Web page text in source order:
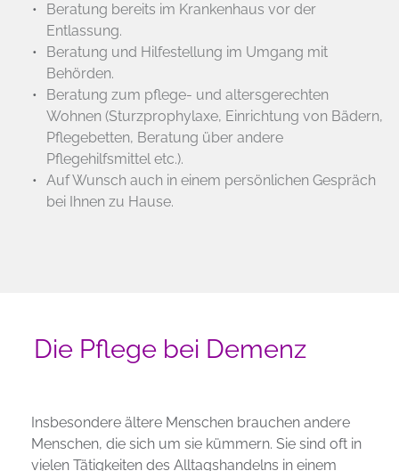
Beratung bereits im Krankenhaus vor der
Entlassung.
Beratung und Hilfestellung im Umgang mit
Behörden.
Beratung zum pflege- und altersgerechten
Wohnen (Sturzprophylaxe, Einrichtung von Bädern,
Pflegebetten, Beratung über andere
Pflegehilfsmittel etc.).
Auf Wunsch auch in einem persönlichen Gespräch
bei Ihnen zu Hause.
Die Pflege bei Demenz
Insbesondere ältere Menschen brauchen andere
Menschen, die sich um sie kümmern. Sie sind oft in
vielen Tätigkeiten des Alltagshandelns in einem